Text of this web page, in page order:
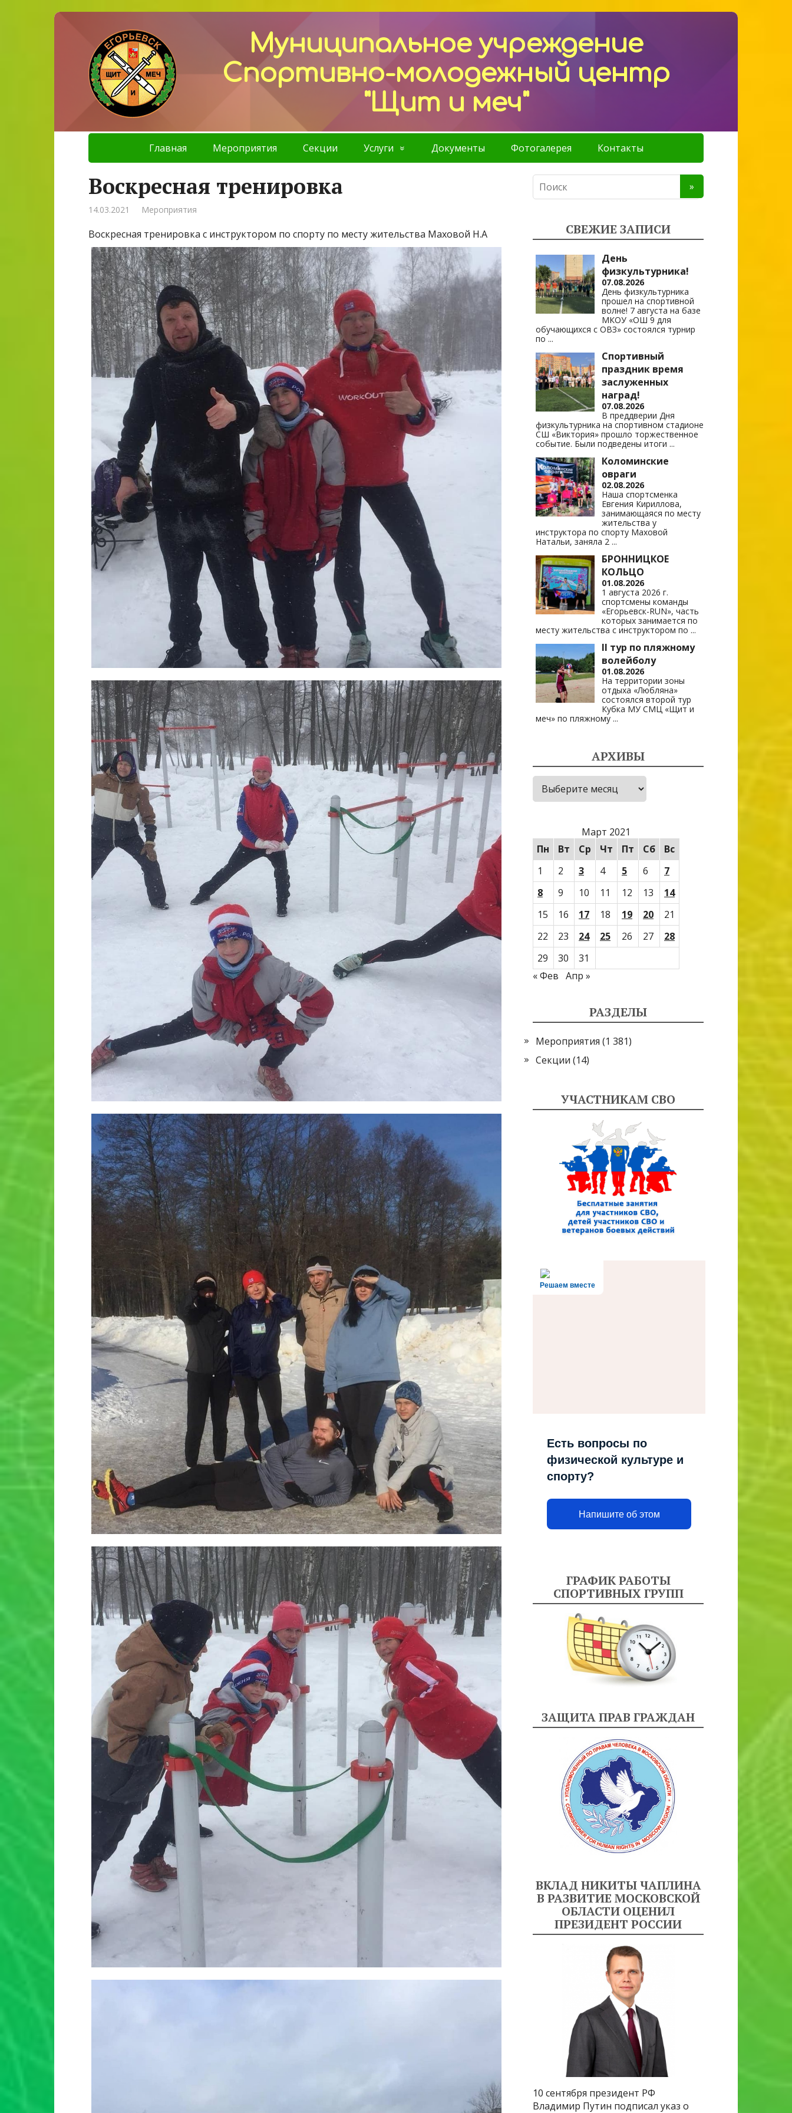
Муниципальное учреждение
Спортивно-молодежный центр
"Щит и меч"
Главная Мероприятия Секции Услуги Документы Фотогалерея Контакты
Воскресная тренировка
14.03.2021 Мероприятия
Воскресная тренировка с инструктором по спорту по месту жительства Маховой Н.А СВЕЖИЕ ЗАПИСИ
День
физкультурника!
07.08.2026
День физкультурника
прошел на спортивной
волне! 7 августа на базе
МКОУ «ОШ 9 для
обучающихся с ОВЗ» состоялся турнир
по...
Спортивный
праздник время
заслуженных
наград!
07.08.2026
В преддверии Дня
физкультурника на спортивном стадионе
СШ «Виктория» прошло торжественное
событие. Были подведены итоги ...
Коломинские
овраги
02.08.2026
Наша спортсменка
Евгения Кириллова,
занимающаяся по месту
жительства у
инструктора по спорту Маховой
Натальи, заняла 2 ...
БРОННИЦКОЕ
КОЛЬЦО
01.08.2026
1 августа 2026 г.
спортсмены команды
«Егорьевск-RUN», часть
которых занимается по
месту жительства с инструктором по ...
II тур по пляжному
волейболу
01.08.2026
На территории зоны
отдыха «Любляна»
состоялся второй тур
Кубка МУ СМЦ «Щит и
меч» по пляжному ...
АРХИВЫ
Архивы
Март 2021
Пн
Вт Ср Чт Пт Сб
Вс
1
2 3 4 5 6
7
8
9 10 11 12 13
14
15
16 17 18 19 20
21
22
23 24 25 26 27
28
29
30
31
« Фев Апр »
РАЗДЕЛЫ
Мероприятия (1 381)
Секции (14)
УЧАСТНИКАМ СВО
Решаем вместе
Есть вопросы по
физической культуре и
спорту?
Напишите об этом
ГРАФИК РАБОТЫ
СПОРТИВНЫХ ГРУПП
ЗАЩИТА ПРАВ ГРАЖДАН
ВКЛАД НИКИТЫ ЧАПЛИНА
В РАЗВИТИЕ МОСКОВСКОЙ
ОБЛАСТИ ОЦЕНИЛ
ПРЕЗИДЕНТ РОССИИ
10 сентября президент РФ
Владимир Путин подписал указ о